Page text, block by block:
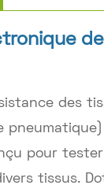
des
pour
tissus.